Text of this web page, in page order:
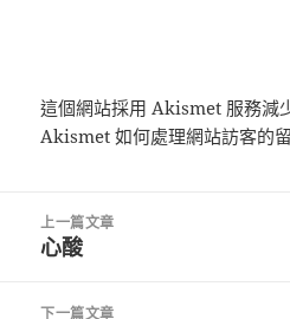
這個網站採用 Akismet 服務減
Akismet 如何處理網站訪客的
上一篇文章
上
篇
心酸
下一篇文章